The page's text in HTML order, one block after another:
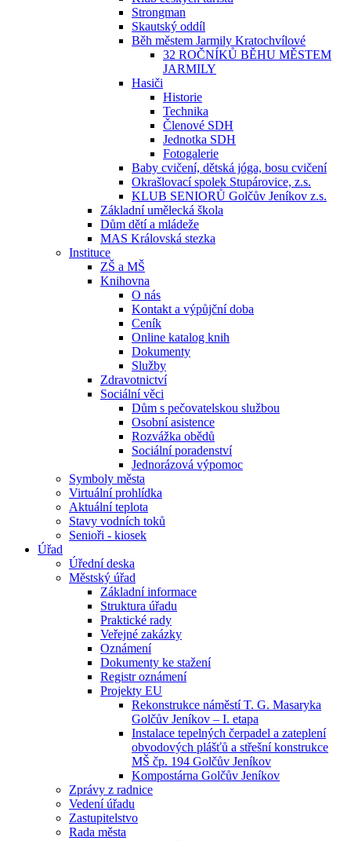
Strongman
Skautský oddíl
Běh městem Jarmily Kratochvílové
32 ROČNÍKŮ BĚHU MĚSTEM
JARMILY
Hasiči
Historie
Technika
Členové SDH
Jednotka SDH
Fotogalerie
Baby cvičení, dětská jóga, bosu cvičení
Okrašlovací spolek Stupárovice, z.s.
KLUB SENIORŮ Golčův Jeníkov z.s.
Základní umělecká škola
Dům dětí a mládeže
MAS Královská stezka
Instituce
ZŠ a MŠ
Knihovna
O nás
Kontakt a výpůjční doba
Ceník
Online katalog knih
Dokumenty
Služby
Zdravotnictví
Sociální věci
Dům s pečovatelskou službou
Osobní asistence
Rozvážka obědů
Sociální poradenství
Jednorázová výpomoc
Symboly města
Virtuální prohlídka
Aktuální teplota
Stavy vodních toků
Senioři - kiosek
Úřad
Úřední deska
Městský úřad
Základní informace
Struktura úřadu
Praktické rady
Veřejné zakázky
Oznámení
Dokumenty ke stažení
Registr oznámení
Projekty EU
Rekonstrukce náměstí T. G. Masaryka
Golčův Jeníkov – I. etapa
Instalace tepelných čerpadel a zateplení
obvodových plášťů a střešní konstrukce
MŠ čp. 194 Golčův Jeníkov
Kompostárna Golčův Jeníkov
Zprávy z radnice
Vedení úřadu
Zastupitelstvo
Rada města